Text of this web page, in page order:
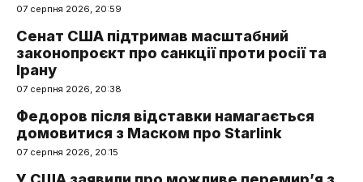
07 серпня 2026, 20:59
Сенат США підтримав масштабний
законопроєкт про санкції проти росії та
Ірану
07 серпня 2026, 20:38
Федоров після відставки намагається
домовитися з Маском про Starlink
07 серпня 2026, 20:15